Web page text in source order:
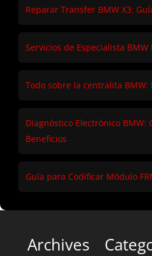
Reparar Transfer BMW X3:
Servicios de Especialista BMW
Todo sobre la centralita
Diagnóstico Electrónico BMW:
Beneficios
Guía para Codificar Módulo
Archives